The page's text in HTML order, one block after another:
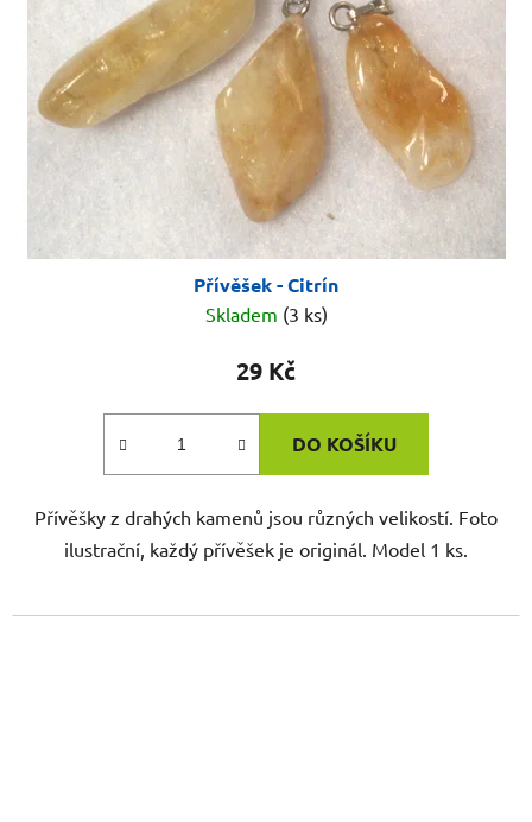
Přívěšek - Citrín
Skladem (3 ks)
29 Kč
DO KOŠÍKU
Přívěšky z drahých kamenů jsou různých velikostí. Foto
ilustrační, každý přívěšek je originál. Model 1 ks.